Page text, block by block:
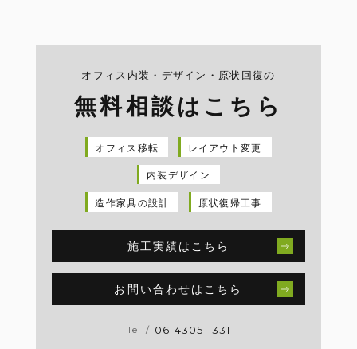
オフィス内装・デザイン・原状回復の
無料相談はこちら
オフィス移転 レイアウト変更
内装デザイン
造作家具の設計 原状復帰工事
施工実績はこちら
お問い合わせはこちら
Tel / 06-4305-1331